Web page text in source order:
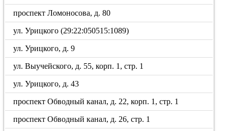
проспект Ломоносова, д. 80
ул. Урицкого (29:22:050515:1089)
ул. Урицкого, д. 9
ул. Выучейского, д. 55, корп. 1, стр. 1
ул. Урицкого, д. 43
проспект Обводный канал, д. 22, корп. 1, стр. 1
проспект Обводный канал, д. 26, стр. 1